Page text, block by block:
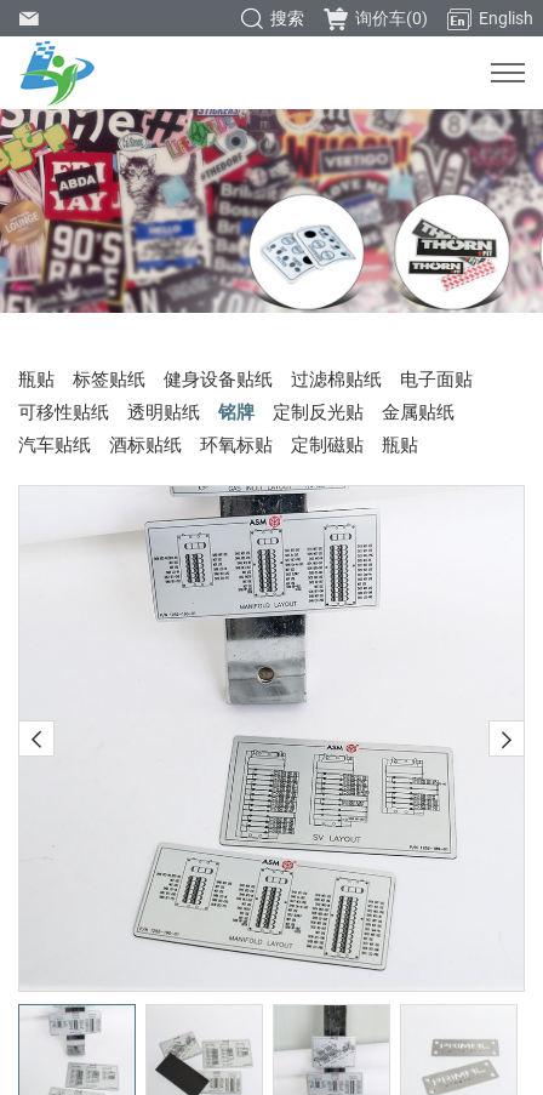
English
询价车(0)
搜索
瓶贴 标签贴纸 健身设备贴纸 过滤棉贴纸
电子面贴
可移性贴纸
透明贴纸 铭牌 定制反光贴
金属贴纸
汽车贴纸
酒标贴纸 环氧标贴 定制磁贴 瓶贴